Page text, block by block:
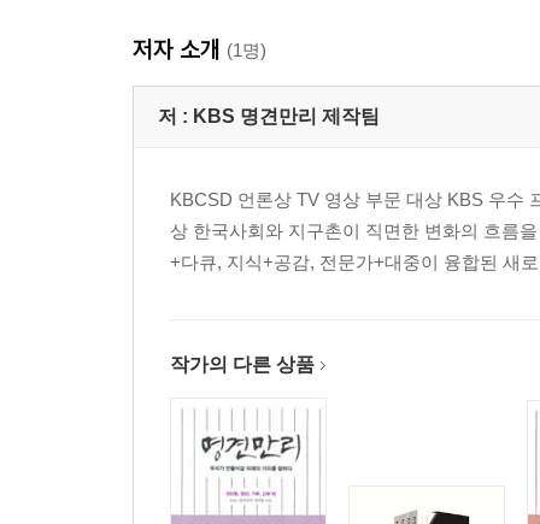
저자 소개 (1명)
저 : KBS 명견만리 제작팀
KBCSD 언론상 TV 영상 부문 대상 KBS 우수
상 한국사회와 지구촌이 직면한 변화의 흐름
+다큐, 지식+공감, 전문가+대중이 융합된 새
작가의 다른 상품